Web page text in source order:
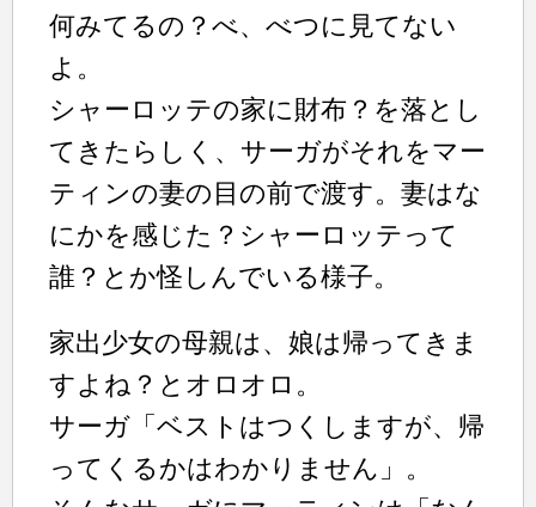
何みてるの？べ、べつに見てない
よ。
シャーロッテの家に財布？を落とし
てきたらしく、サーガがそれをマー
ティンの妻の目の前で渡す。妻はな
にかを感じた？シャーロッテって
誰？とか怪しんでいる様子。
家出少女の母親は、娘は帰ってきま
すよね？とオロオロ。
サーガ「ベストはつくしますが、帰
ってくるかはわかりません」。